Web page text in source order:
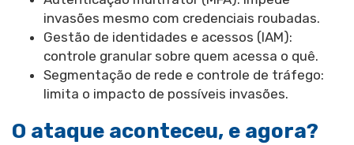
invasões mesmo com credenciais roubadas.
Gestão de identidades e acessos (IAM):
controle granular sobre quem acessa o quê.
Segmentação de rede e controle de tráfego:
limita o impacto de possíveis invasões.
O ataque aconteceu, e agora?